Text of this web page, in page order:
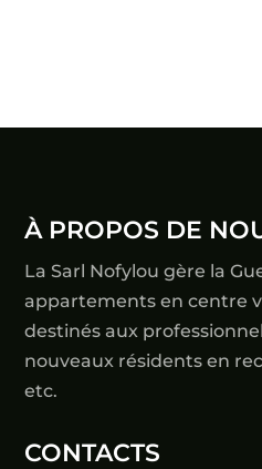
À PROPOS DE
La Sarl Nofylou gère la
appartements en centre
destinés aux
nouveaux résidents en
etc.
CONTACTS